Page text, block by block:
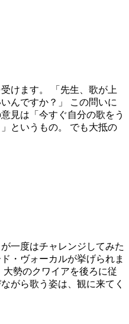
けます。 「先生、歌が上
んですか？」 この問いに
見は「今すぐ自分の歌をう
というもの。 でも大抵の
一度はチャレンジしてみた
・ヴォーカルが挙げられま
勢のクワイアを後ろに従
がら歌う姿は、観に来てく